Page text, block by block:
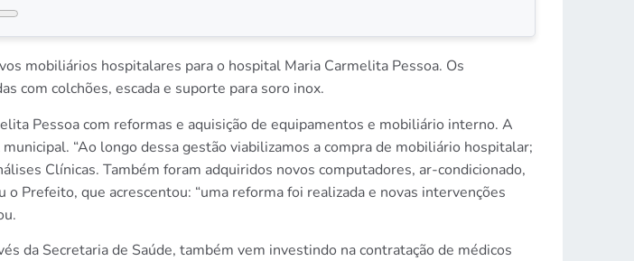
mobiliários hospitalares para o hospital Maria Carmelita Pessoa. Os
com colchões, escada e suporte para soro inox.
Pessoa com reformas e aquisição de equipamentos e mobiliário interno. A
“Ao longo dessa gestão viabilizamos a compra de mobiliário hospitalar;
Clínicas. Também foram adquiridos novos computadores, ar-condicionado,
Prefeito, que acrescentou: “uma reforma foi realizada e novas intervenções
da Secretaria de Saúde, também vem investindo na contratação de médicos